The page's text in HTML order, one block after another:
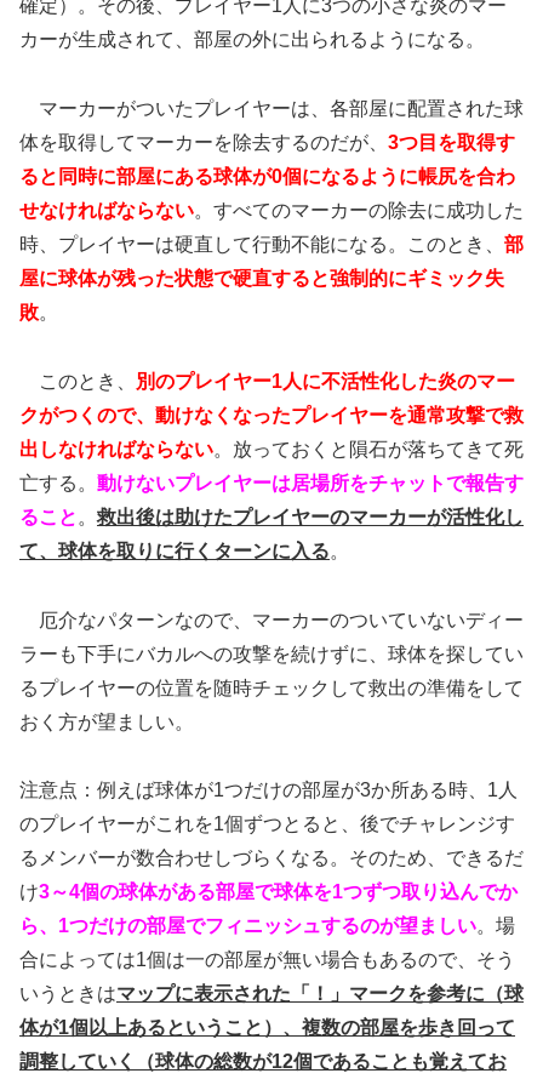
確定）。その後、プレイヤー1人に3つの小さな炎のマー
カーが生成されて、部屋の外に出られるようになる。
マーカーがついたプレイヤーは、各部屋に配置された球
体を取得してマーカーを除去するのだが、 3つ目を取得す
ると同時に部屋にある球体が0個になるように帳尻を合わ
せなければならない。すべてのマーカーの除去に成功した
時、プレイヤーは硬直して行動不能になる。このとき、 部
屋に球体が残った状態で硬直すると強制的にギミック失
敗。
このとき、
別のプレイヤー1人に不活性化した炎のマー
クがつくので、動けなくなったプレイヤーを通常攻撃で救
出しなければならない。放っておくと隕石が落ちてきて死
亡する。 動けないプレイヤーは居場所をチャットで報告す
ること 。救出後は助けたプレイヤーのマーカーが活性化し
て、球体を取りに行くターンに入る。
厄介なパターンなので、マーカーのついていないディー
ラーも下手にバカルへの攻撃を続けずに、球体を探してい
るプレイヤーの位置を随時チェックして救出の準備をして
おく方が望ましい。
注意点：例えば球体が1つだけの部屋が3か所ある時、1人
のプレイヤーがこれを1個ずつとると、後でチャレンジす
るメンバーが数合わせしづらくなる。そのため、できるだ
け3～4個の球体がある部屋で球体を1つずつ取り込んでか
ら、1つだけの部屋でフィニッシュするのが望ましい。場
合によっては1個は一の部屋が無い場合もあるので、そう
いうときはマップに表示された「！」マークを参考に（球
体が1個以上あるということ）、複数の部屋を歩き回って
調整していく（球体の総数が12個であることも覚えてお